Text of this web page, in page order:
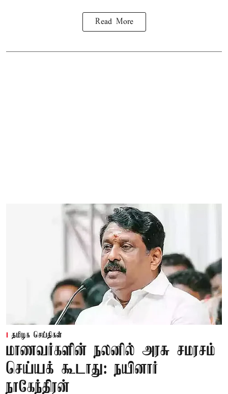
Read More
தமிழக செய்திகள்
மாணவர்களின் நலனில் அரசு சமரசம்
செய்யக் கூடாது: நயினார்
நாகேந்திரன்